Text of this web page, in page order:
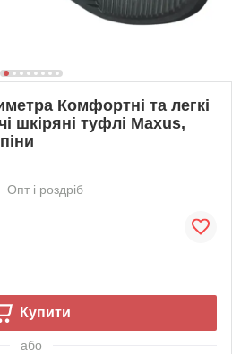
Комфортні та легкі
шкіряні туфлі Maxus,
Опт і роздріб
Купити
або